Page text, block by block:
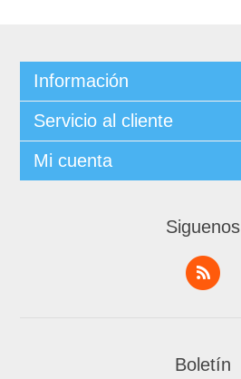
Información
Servicio al cliente
Mi cuenta
Siguenos
Boletín